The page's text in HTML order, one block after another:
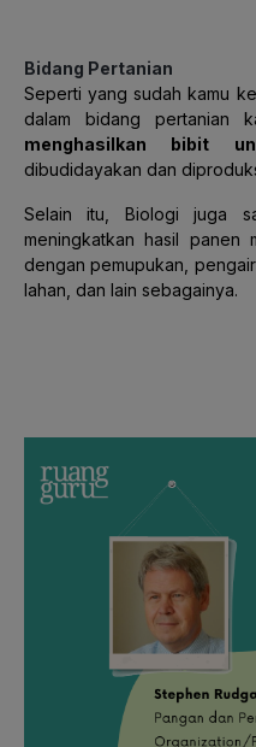
Bidang Pertanian
Seperti yang sudah kamu
dalam bidang pertanian
menghasilkan bibit
dibudidayakan dan
Selain itu, Biologi juga
meningkatkan hasil panen
dengan pemupukan,
lahan, dan lain sebagainya.